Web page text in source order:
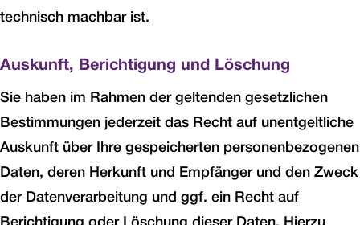
technisch machbar ist.
Auskunft, Berichtigung und Löschung
Sie haben im Rahmen der geltenden gesetzlichen
Bestimmungen jederzeit das Recht auf unentgeltliche
Auskunft über Ihre gespeicherten personenbezogenen
Daten, deren Herkunft und Empfänger und den Zweck
der Datenverarbeitung und ggf. ein Recht auf